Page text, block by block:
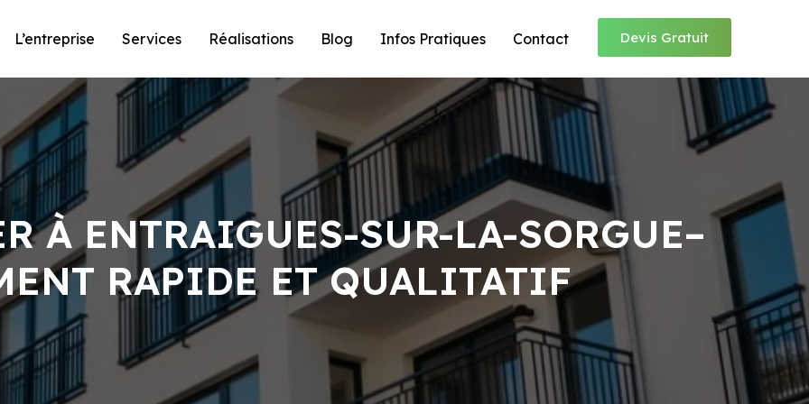
L’entreprise Services Réalisations Blog Infos Pratiques Contact Devis Gratuit
À ENTRAIGUES-SUR-LA-SORGUE–
RAPIDE ET QUALITATIF